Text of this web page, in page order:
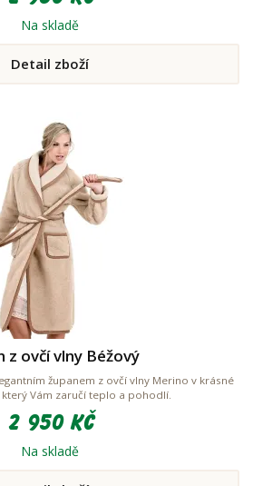
Na skladě
Detail zboží
z ovčí vlny Béžový
županem z ovčí vlny Merino v krásné
který Vám zaručí teplo a pohodlí.
2 950 Kč
Na skladě